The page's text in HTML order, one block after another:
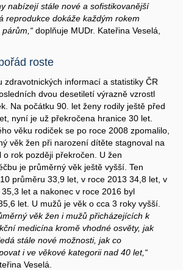
nabízejí stále nové a sofistikovanější
reprodukce dokáže každým rokem
doplňuje MUDr. Kateřina Veselá,
roste
zdravotnických informací a statistiky ČR
dvou desetiletí výrazně vzrostl
Na počátku 90. let ženy rodily ještě před
nyní je už překročena hranice 30 let.
věku rodiček se po roce 2008 zpomalilo,
věk žen při narození dítěte stagnoval na
o rok později překročen. U žen
je průměrný věk ještě vyšší. Ten
průměru 33,9 let, v roce 2013 34,8 let, v
let a nakonec v roce 2016 byl
let. U mužů je věk o cca 3 roky vyšší.
věk žen i mužů přicházejících k
medicína kromě vhodné osvěty, jak
stále nové možnosti, jak co
i ve věkové kategorii nad 40 let,“
Veselá.